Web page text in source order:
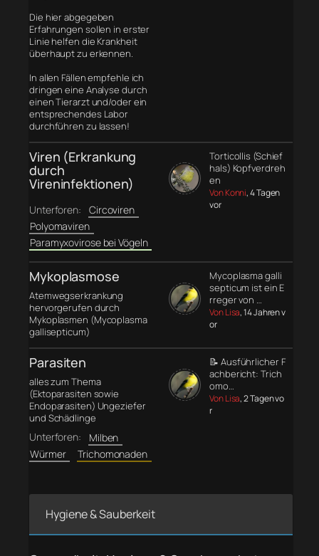
Die hier abgegeben
Erfahrungen sollen in erster
Linie helfen die Krankheit
überhaupt zu erkennen.
In allen Fällen empfehle ich
dringen eine Analyse durch
einen Tierarzt und/oder ein
entsprechendes Labor
durchführen zu lassen!
Viren (Erkrankung
durch
Vireninfektionen)
Unterforen:
Circoviren
Polyomaviren
Paramyxovirose bei Vögeln
Torticollis (Schief
hals) Kopfverdreh
en
Von Konni, 4 Tagen
vor
Mykoplasmose
Atemwegserkrankung
hervorgerufen durch
Mykoplasmen (Mycoplasma
gallisepticum)
Mycoplasma galli
septicum ist ein E
rreger von …
Von Lisa, 14 Jahren v
or
Parasiten
alles zum Thema
(Ektoparasiten sowie
Endoparasiten) Ungeziefer
und Schädlinge
Unterforen:
Milben
Würmer
Trichomonaden
📝 Ausführlicher F
achbericht: Trich
omo…
Von Lisa, 2 Tagen vo
r
Hygiene & Sauberkeit